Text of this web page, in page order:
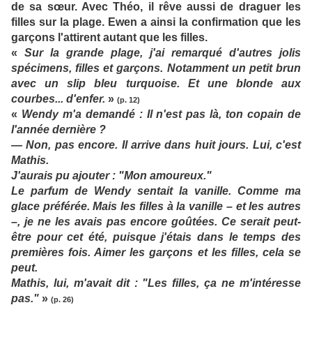
de sa sœur. Avec Théo, il rêve aussi de draguer les
filles sur la plage. Ewen a ainsi la confirmation que les
garçons l'attirent autant que les filles.
« Sur la grande plage, j'ai remarqué d'autres jolis
spécimens, filles et garçons. Notamment un petit brun
avec un slip bleu turquoise. Et une blonde aux
courbes... d'enfer. » (p. 12)
« Wendy m'a demandé : Il n'est pas là, ton copain de
l'année dernière ?
— Non, pas encore. Il arrive dans huit jours. Lui, c'est
Mathis.
J'aurais pu ajouter : "Mon amoureux."
Le parfum de Wendy sentait la vanille. Comme ma
glace préférée. Mais les filles à la vanille – et les autres
–, je ne les avais pas encore goûtées. Ce serait peut-
être pour cet été, puisque j'étais dans le temps des
premières fois. Aimer les garçons et les filles, cela se
peut.
Mathis, lui, m'avait dit : "Les filles, ça ne m'intéresse
pas." » (p. 26)